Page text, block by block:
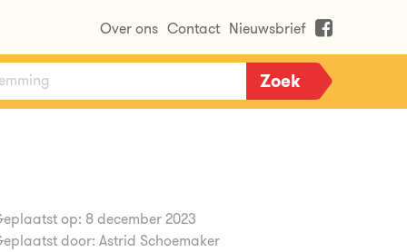
Over ons Contact Nieuwsbrief
op: 8 december 2023
door: Astrid Schoemaker